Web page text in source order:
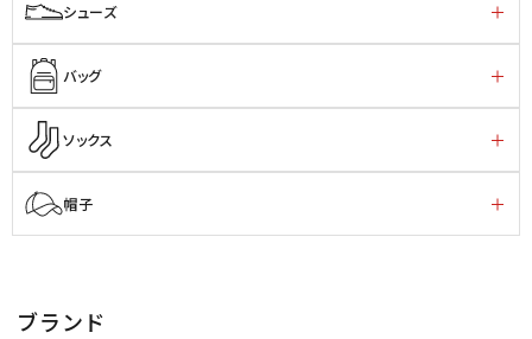
シューズ
バッグ
ソックス
帽子
ブランド